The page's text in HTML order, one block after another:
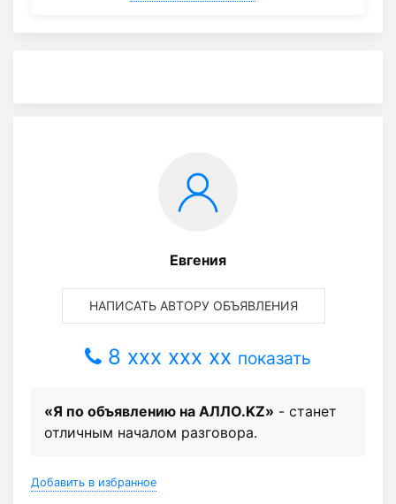
Евгения
НАПИСАТЬ АВТОРУ ОБЪЯВЛЕНИЯ
8 xxx xxx xx показать
«Я по объявлению на АЛЛО.KZ» - станет
отличным началом разговора.
Добавить в избранное